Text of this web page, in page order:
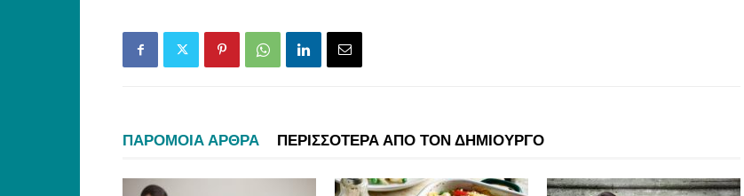
ΠΑΡΟΜΟΙΑ ΑΡΘΡΑ ΠΕΡΙΣΣΟΤΕΡΑ ΑΠΟ ΤΟΝ ΔΗΜΙΟΥΡΓΟ